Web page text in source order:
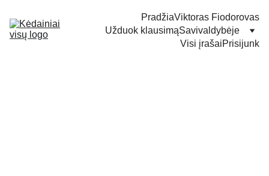
PradžiaViktoras Fiodorovas
Užduok klausimąSavivaldybėje
Visi įrašaiPrisijunk